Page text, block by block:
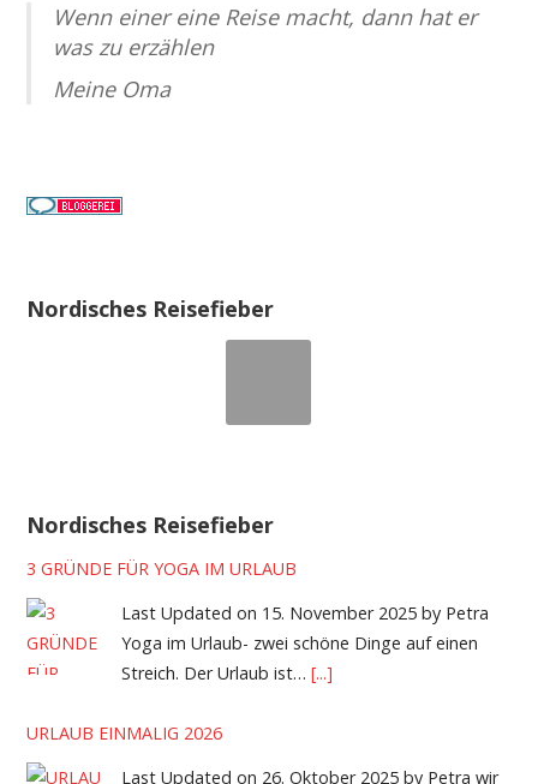
Wenn einer eine Reise macht, dann hat er
was zu erzählen
Meine Oma
Nordisches Reisefieber
Nordisches Reisefieber
3 GRÜNDE FÜR YOGA IM URLAUB
Last Updated on 15. November 2025 by Petra
Yoga im Urlaub- zwei schöne Dinge auf einen
Streich. Der Urlaub ist… [...]
URLAUB EINMALIG 2026
Last Updated on 26. Oktober 2025 by Petra wir